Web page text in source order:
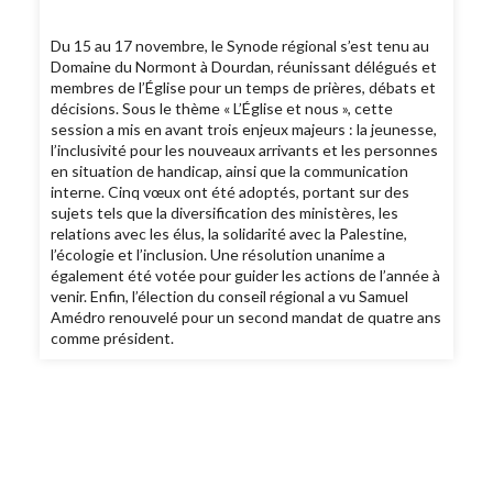
Du 15 au 17 novembre, le Synode régional s’est tenu au
Domaine du Normont à Dourdan, réunissant délégués et
membres de l’Église pour un temps de prières, débats et
décisions. Sous le thème « L’Église et nous », cette
session a mis en avant trois enjeux majeurs : la jeunesse,
l’inclusivité pour les nouveaux arrivants et les personnes
en situation de handicap, ainsi que la communication
interne. Cinq vœux ont été adoptés, portant sur des
sujets tels que la diversification des ministères, les
relations avec les élus, la solidarité avec la Palestine,
l’écologie et l’inclusion. Une résolution unanime a
également été votée pour guider les actions de l’année à
venir. Enfin, l’élection du conseil régional a vu Samuel
Amédro renouvelé pour un second mandat de quatre ans
comme président.